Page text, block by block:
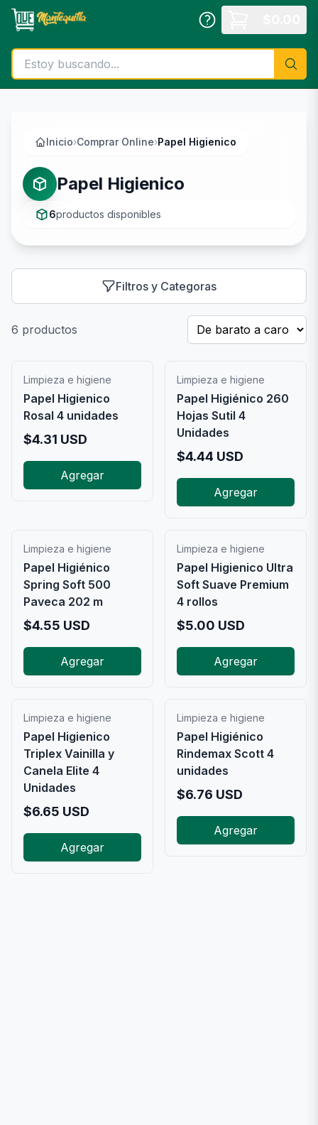
Saltar al contenido principal
Inicio›Comprar Online›Papel Higienico
Papel Higienico
6productos disponibles
Filtros y Categoras
6 productos
Limpieza e higiene
Papel Higienico
Rosal 4 unidades
$4.31 USD
Agregar
Limpieza e higiene
Papel Higiénico 260
Hojas Sutil 4
Unidades
$4.44 USD
Agregar
Limpieza e higiene
Papel Higiénico
Spring Soft 500
Paveca 202 m
$4.55 USD
Agregar
Limpieza e higiene
Papel Higienico Ultra
Soft Suave Premium
4 rollos
$5.00 USD
Agregar
Limpieza e higiene
Papel Higienico
Triplex Vainilla y
Canela Elite 4
Unidades
$6.65 USD
Agregar
Limpieza e higiene
Papel Higiénico
Rindemax Scott 4
unidades
$6.76 USD
Agregar